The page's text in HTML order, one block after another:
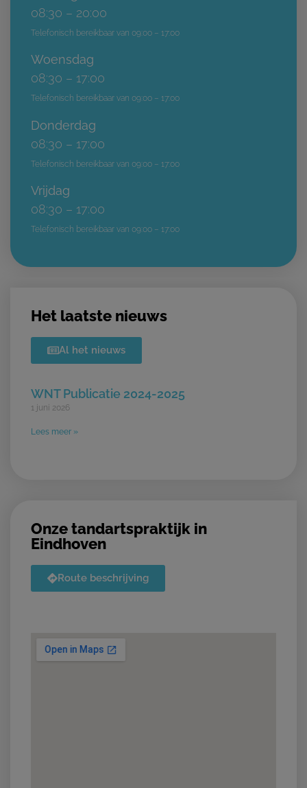
08:30 – 20:00
Telefonisch bereikbaar van 09:00 – 17:00
Woensdag
08:30 – 17:00
Telefonisch bereikbaar van 09:00 – 17:00
Donderdag
08:30 – 17:00
Telefonisch bereikbaar van 09:00 – 17:00
Vrijdag
08:30 – 17:00
Telefonisch bereikbaar van 09:00 – 17:00
Het laatste nieuws
Al het nieuws
WNT Publicatie 2024-2025
1 juni 2026
Lees meer »
Onze tandartspraktijk in
Eindhoven
Route beschrijving